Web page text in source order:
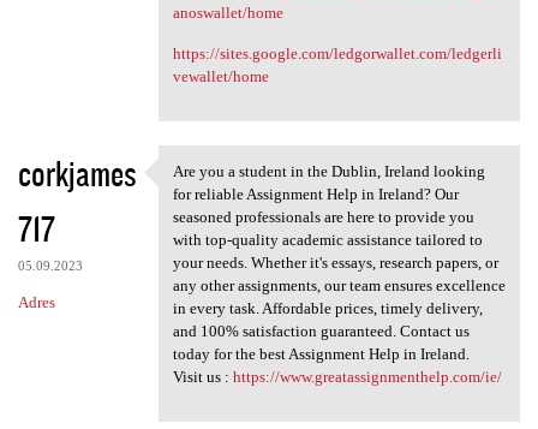
anoswallet/home
https://sites.google.com/ledgorwallet.com/ledgerli
vewallet/home
corkjames
717
05.09.2023
Adres
Are you a student in the
Are you a student in the Dublin, Ireland looking
for reliable Assignment Help in Ireland? Our
seasoned professionals are here to provide you
with top-quality academic assistance tailored to
your needs. Whether it's essays, research papers, or
any other assignments, our team ensures excellence
in every task. Affordable prices, timely delivery,
and 100% satisfaction guaranteed. Contact us
today for the best Assignment Help in Ireland.
Visit us : https://www.greatassignmenthelp.com/ie/